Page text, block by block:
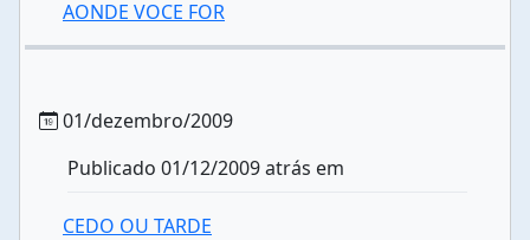
AONDE VOCE FOR
01/dezembro/2009
Publicado 01/12/2009 atrás em
CEDO OU TARDE